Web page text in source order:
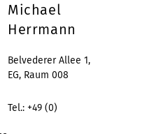
Michael
Herrmann
Belvederer Allee 1,
EG, Raum 008
Tel.: +49 (0)